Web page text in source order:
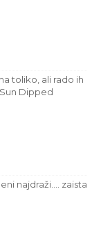
toliko, ali rado ih
Dipped
najdraži.... zaista